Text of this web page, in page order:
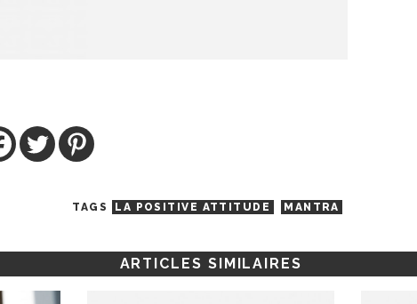
TAGS LA POSITIVE ATTITUDE MANTRA
ARTICLES SIMILAIRES